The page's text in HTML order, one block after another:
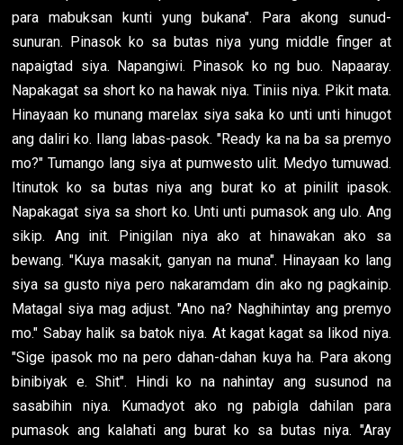
para mabuksan kunti yung bukana". Para akong sunud-
sunuran. Pinasok ko sa butas niya yung middle finger at
napaigtad siya. Napangiwi. Pinasok ko ng buo. Napaaray.
Napakagat sa short ko na hawak niya. Tiniis niya. Pikit mata.
Hinayaan ko munang marelax siya saka ko unti unti hinugot
ang daliri ko. Ilang labas-pasok. "Ready ka na ba sa premyo
mo?" Tumango lang siya at pumwesto ulit. Medyo tumuwad.
Itinutok ko sa butas niya ang burat ko at pinilit ipasok.
Napakagat siya sa short ko. Unti unti pumasok ang ulo. Ang
sikip. Ang init. Pinigilan niya ako at hinawakan ako sa
bewang. "Kuya masakit, ganyan na muna". Hinayaan ko lang
siya sa gusto niya pero nakaramdam din ako ng pagkainip.
Matagal siya mag adjust. "Ano na? Naghihintay ang premyo
mo." Sabay halik sa batok niya. At kagat kagat sa likod niya.
"Sige ipasok mo na pero dahan-dahan kuya ha. Para akong
binibiyak e. Shit". Hindi ko na nahintay ang susunod na
sasabihin niya. Kumadyot ako ng pabigla dahilan para
pumasok ang kalahati ang burat ko sa butas niya. "Aray